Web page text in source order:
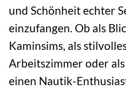
und Schönheit echter
einzufangen. Ob als
Kaminsims, als
Arbeitszimmer oder
einen Nautik-